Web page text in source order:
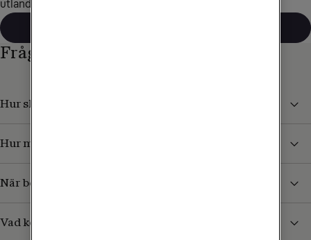
utlandsresa.
Frågor och svar
Hur skyddar jag mig från höga kostnader i utlandet?
Hur mycket kan jag surfa utomlands?
När börjar jag betala för surf och samtal i utlandet?
Vad kostar det att ta emot sms/mms från Sverige?